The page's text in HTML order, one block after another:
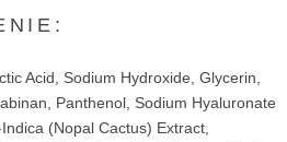
Acid, Sodium Hydroxide, Glycerin,
Panthenol, Sodium Hyaluronate
(Nopal Cactus) Extract,